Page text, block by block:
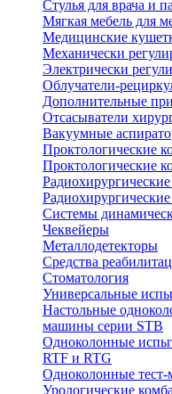
Стулья для врача и
Мягкая мебель для
Медицинские
Механически
Электрически
Облучатели-
Дополнительные
Отсасыватели
Вакуумные
Проктологические
Проктологические
Системы
Чеквейеры
Металлодетекторы
Средства
Стоматология
Универсальные
Настольные
машины серии STB
Одноколонные
RTF и RTG
Одноколонные
Урологические